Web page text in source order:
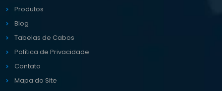
Produtos
Blog
Tabelas de Cabos
Política de Privacidade
Contato
Mapa do Site